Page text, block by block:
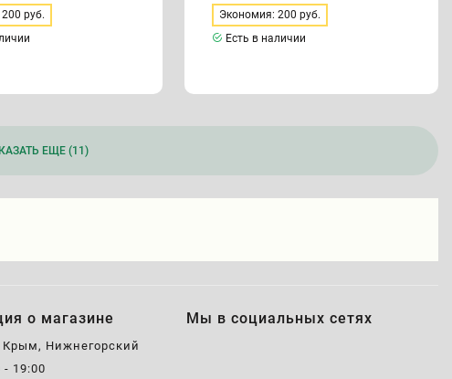
руб.
Экономия: 200 руб.
Есть в наличии
ЕЩЕ (11)
о магазине
Крым, Нижнегорский
- 19:00
Мы в социальных сетях